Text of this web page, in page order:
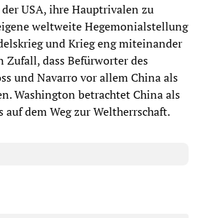
USA, ihre Hauptrivalen zu
weltweite Hegemonialstellung
und Krieg eng miteinander
Zufall, dass Befürworter des
und Navarro vor allem China als
Washington betrachtet China als
dem Weg zur Weltherrschaft.